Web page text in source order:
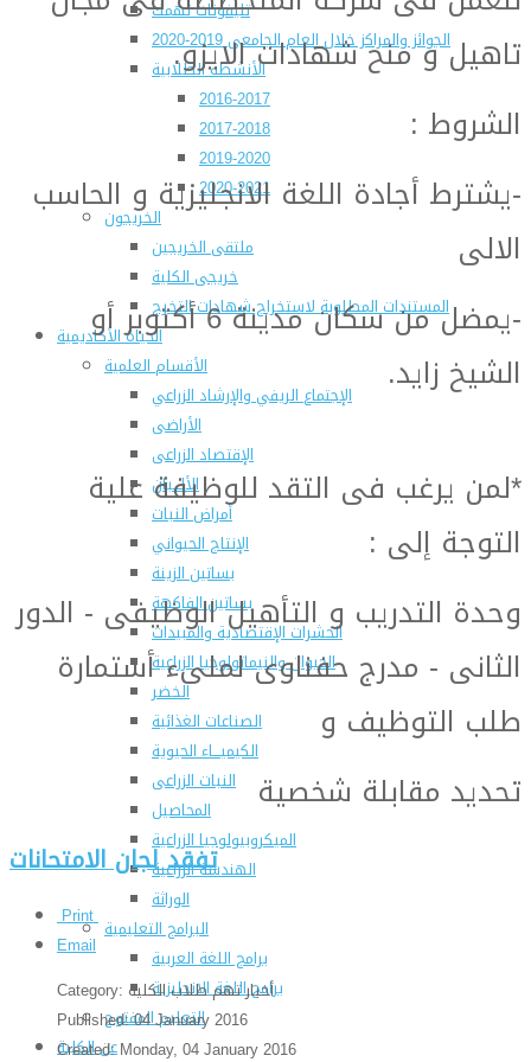
تليفونات تهمك
الجوائز والمراكز خلال العام الجامعى 2019-2020
الأنشطة الطلابية
2016-2017
2017-2018
2019-2020
2020-2021
الخريجون
ملتقى الخريجين
خريجى الكلية
المستندات المطلوبة لاستخراج شهادات التخرج
الحياة الأكاديمية
الأقسام العلمية
الإجتماع الريفي والإرشاد الزراعي
الأراضى
الإقتصاد الزراعى
الألـــبان
أمراض النبات
الإنتاج الحيواني
بساتين الزينة
بساتين الفاكهة
الحشرات الإقتصادية والمبيدات
الحيوان والنيماتولوجيا الزراعية
الخضر
الصناعات الغذائية
الكيميـــاء الحيوية
النبات الزراعى
المحاصيل
الميكروبيولوجيا الزراعية
الهندسة الزراعية
الوراثة
البرامج التعليمية
برامج اللغة العربية
برامج اللغة الانجليزية
التعليم المفتوح
عن الكلية
تاهيل و منح شهادات الايزو.
الشروط :
-يشترط أجادة اللغة الانجليزية و الحاسب
الالى
-يمضل من سكان مدينة 6 أكتوبر أو
الشيخ زايد.
*لمن يرغب فى التقد للوظيفة علية
التوجة إلى :
وحدة التدريب و التأهيل الوظيفى - الدور
الثانى - مدرج حفناوى لملىء أستمارة
طلب التوظيف و
تحديد مقابلة شخصية
تفقد لجان الامتحانات
Print
Email
Category: أخبار تهم طلاب الكلية
Published: 04 January 2016
Created: Monday, 04 January 2016